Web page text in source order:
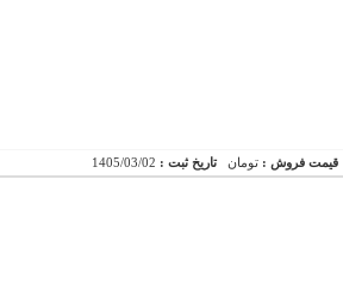
قیمت فروش : تومانتاریخ ثبت : 1405/03/02